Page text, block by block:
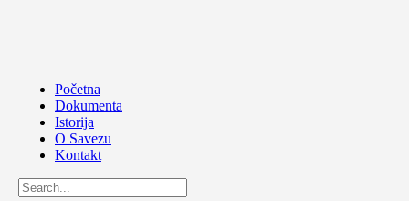
Početna
Dokumenta
Istorija
O Savezu
Kontakt